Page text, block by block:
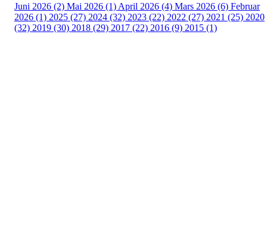
Juni 2026 (2) Mai 2026 (1) April 2026 (4) Mars 2026 (6) Februar
2026 (1) 2025 (27) 2024 (32) 2023 (22) 2022 (27) 2021 (25) 2020
(32) 2019 (30) 2018 (29) 2017 (22) 2016 (9) 2015 (1)